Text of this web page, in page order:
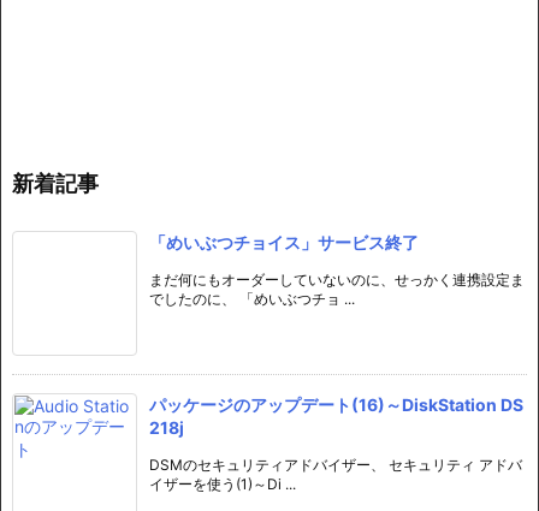
新着記事
「めいぶつチョイス」サービス終了
まだ何にもオーダーしていないのに、せっかく連携設定ま
でしたのに、 「めいぶつチョ ...
パッケージのアップデート(16)～DiskStation DS
218j
DSMのセキュリティアドバイザー、 セキュリティ アドバ
イザーを使う(1)～Di ...